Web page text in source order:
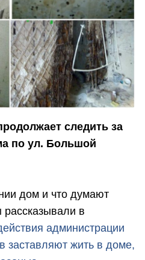
следить за
по ул. Большой
дом и что думают
рассказывали в
администрации
заставляют жить в доме,